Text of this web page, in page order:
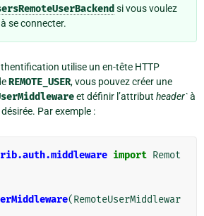
si vous voulez
se connecter.
utilise un en-tête HTTP
REMOTE_USER, vous pouvez créer une
et définir l’attribut header`à
désirée. Par exemple :
import Remot
(RemoteUserMiddlewar